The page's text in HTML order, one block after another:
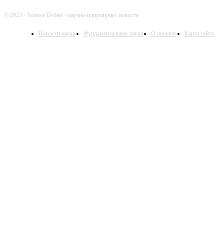
© 2023 - Science Debate - научно-популярные новости
Новости науки Фундаментальная наука О проекте Карта сайта